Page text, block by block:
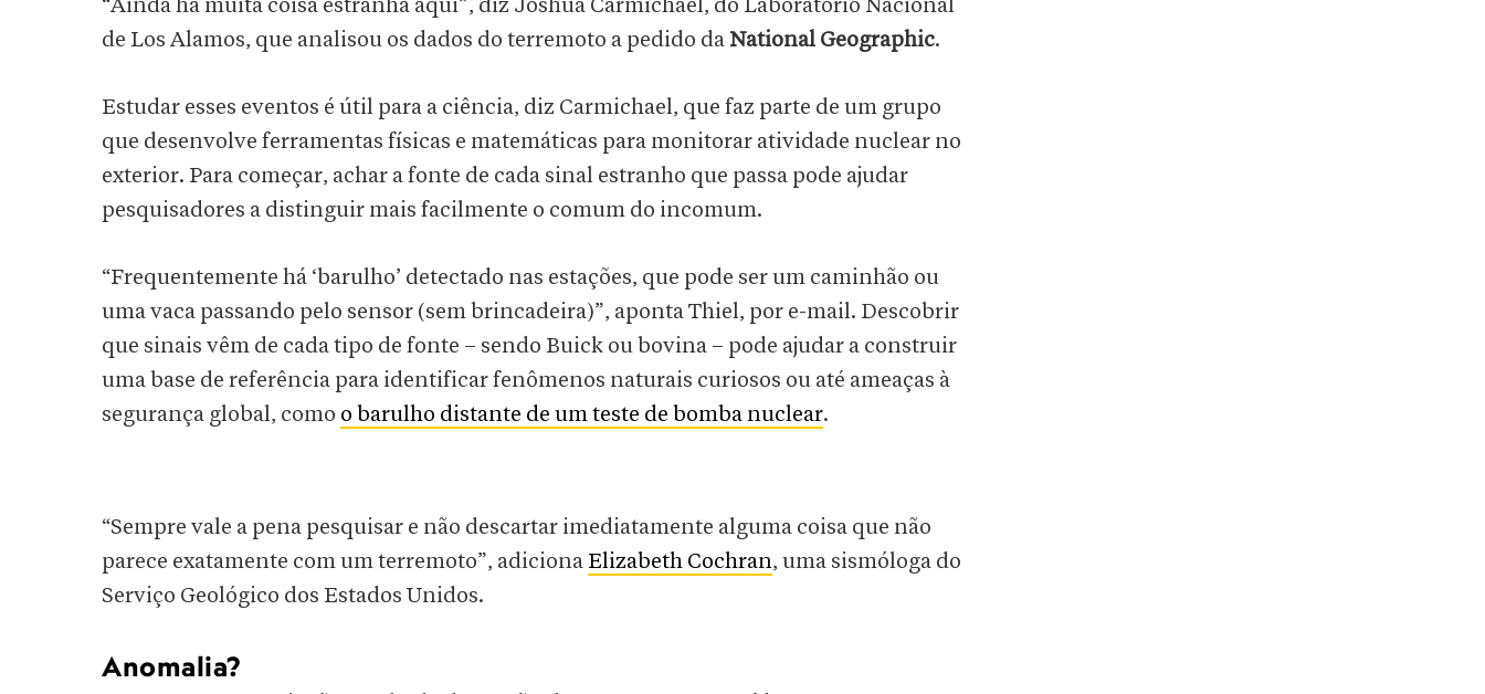
“Ainda há muita coisa estranha aqui”, diz Joshua Carmichael, do Laboratório Nacional
de Los Alamos, que analisou os dados do terremoto a pedido da National Geographic.
Estudar esses eventos é útil para a ciência, diz Carmichael, que faz parte de um grupo
que desenvolve ferramentas físicas e matemáticas para monitorar atividade nuclear no
exterior. Para começar, achar a fonte de cada sinal estranho que passa pode ajudar
pesquisadores a distinguir mais facilmente o comum do incomum.
“Frequentemente há ‘barulho’ detectado nas estações, que pode ser um caminhão ou
uma vaca passando pelo sensor (sem brincadeira)”, aponta Thiel, por e-mail. Descobrir
que sinais vêm de cada tipo de fonte – sendo Buick ou bovina – pode ajudar a construir
uma base de referência para identificar fenômenos naturais curiosos ou até ameaças à
segurança global, como o barulho distante de um teste de bomba nuclear.
“Sempre vale a pena pesquisar e não descartar imediatamente alguma coisa que não
parece exatamente com um terremoto”, adiciona Elizabeth Cochran, uma sismóloga do
Serviço Geológico dos Estados Unidos.
Anomalia?